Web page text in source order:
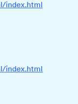
index.html
index.html